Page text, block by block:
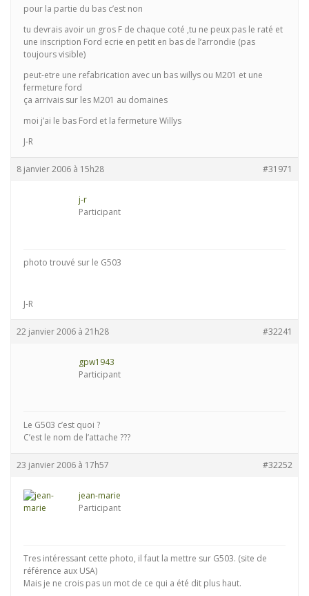
pour la partie du bas c’est non
tu devrais avoir un gros F de chaque coté ,tu ne peux pas le raté et
une inscription Ford ecrie en petit en bas de l’arrondie (pas
toujours visible)
peut-etre une refabrication avec un bas willys ou M201 et une
fermeture ford
ça arrivais sur les M201 au domaines
moi j’ai le bas Ford et la fermeture Willys
J-R
8 janvier 2006 à 15h28 #31971
j-r
Participant
photo trouvé sur le G503
J-R
22 janvier 2006 à 21h28 #32241
gpw1943
Participant
Le G503 c’est quoi ?
C’est le nom de l’attache ???
23 janvier 2006 à 17h57 #32252
jean-marie
Participant
Tres intéressant cette photo, il faut la mettre sur G503. (site de
référence aux USA)
Mais je ne crois pas un mot de ce qui a été dit plus haut.